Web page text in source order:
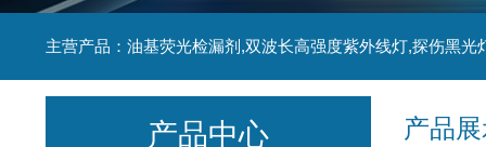
主营产品：油基荧光检漏剂,双波长高强度紫外线灯,探伤黑光
产品
产品中心